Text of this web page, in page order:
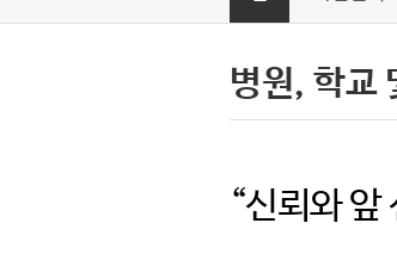
사업능력
기계설비성
병원, 학교
“신뢰와 앞